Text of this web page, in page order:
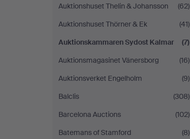
Auktionshuset Thelin & Johansson
(62)
Auktionshuset Thörner & Ek
(41)
Auktionskammaren Sydost Kalmar
(7)
Auktionsmagasinet Vänersborg
(16)
Auktionsverket Engelholm
(9)
Balclis
(308)
Barcelona Auctions
(102)
Batemans of Stamford
(8)